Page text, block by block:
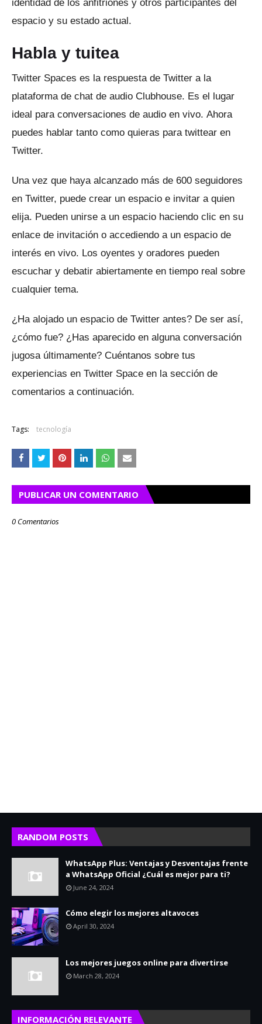
identidad de los anfitriones y otros participantes del
espacio y su estado actual.
Habla y tuitea
Twitter Spaces es la respuesta de Twitter a la
plataforma de chat de audio Clubhouse. Es el lugar
ideal para conversaciones de audio en vivo. Ahora
puedes hablar tanto como quieras para twittear en
Twitter.
Una vez que haya alcanzado más de 600 seguidores
en Twitter, puede crear un espacio e invitar a quien
elija. Pueden unirse a un espacio haciendo clic en su
enlace de invitación o accediendo a un espacio de
interés en vivo. Los oyentes y oradores pueden
escuchar y debatir abiertamente en tiempo real sobre
cualquier tema.
¿Ha alojado un espacio de Twitter antes? De ser así,
¿cómo fue? ¿Has aparecido en alguna conversación
jugosa últimamente? Cuéntanos sobre tus
experiencias en Twitter Space en la sección de
comentarios a continuación.
Tags: tecnología
PUBLICAR UN COMENTARIO
0 Comentarios
RANDOM POSTS
WhatsApp Plus: Ventajas y Desventajas frente
a WhatsApp Oficial ¿Cuál es mejor para ti?
June 24, 2024
Cómo elegir los mejores altavoces
April 30, 2024
Los mejores juegos online para divertirse
March 28, 2024
INFORMACIÓN RELEVANTE